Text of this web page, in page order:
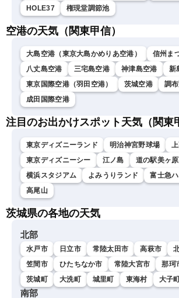
HOLE37
権現堂調節池
空港の天気（関東甲信）
大島空港（東京大島かめりあ空港）
信州ま
八丈島空港
三宅島空港 神津島空港
新
東京国際空港（羽田空港）
茨城空港
調
成田国際空港
注目のお出かけスポット天気（関東
東京ディズニーランド 明治神宮野球場
東京ディズニーシー
江ノ島
道の駅美ヶ
横浜スタジアム
よみうりランド
富士急
高尾山
茨城県の各地の天気
北部
水戸市 日立市 常陸太田市 高萩市
笠間市
ひたちなか市 常陸大宮市 那珂
茨城町
大洗町 城里町 東海村 大子
南部